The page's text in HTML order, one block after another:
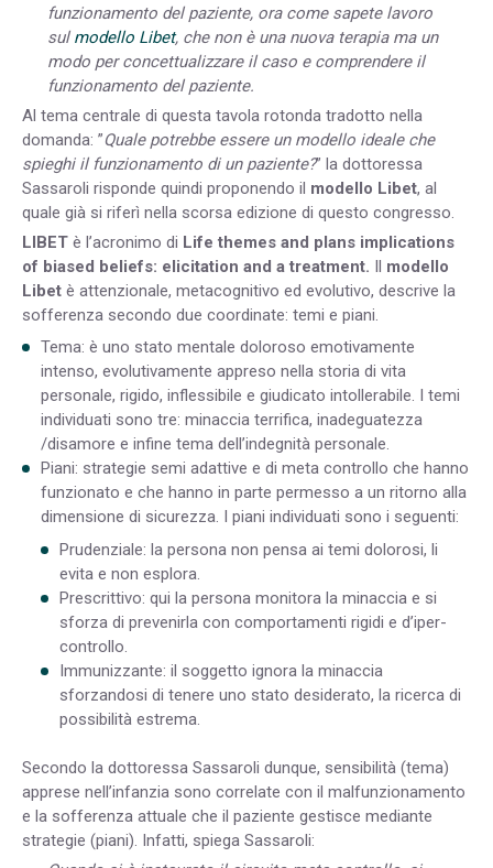
funzionamento del paziente, ora come sapete lavoro
sul modello Libet, che non è una nuova terapia ma un
modo per concettualizzare il caso e comprendere il
funzionamento del paziente.
Al tema centrale di questa tavola rotonda tradotto nella
domanda: ”Quale potrebbe essere un modello ideale che
spieghi il funzionamento di un paziente?” la dottoressa
Sassaroli risponde quindi proponendo il modello Libet, al
quale già si riferì nella scorsa edizione di questo congresso.
LIBET è l’acronimo di Life themes and plans implications
of biased beliefs: elicitation and a treatment. Il modello
Libet è attenzionale, metacognitivo ed evolutivo, descrive la
sofferenza secondo due coordinate: temi e piani.
Tema: è uno stato mentale doloroso emotivamente
intenso, evolutivamente appreso nella storia di vita
personale, rigido, inflessibile e giudicato intollerabile. I temi
individuati sono tre: minaccia terrifica, inadeguatezza
/disamore e infine tema dell’indegnità personale.
Piani: strategie semi adattive e di meta controllo che hanno
funzionato e che hanno in parte permesso a un ritorno alla
dimensione di sicurezza. I piani individuati sono i seguenti:
Prudenziale: la persona non pensa ai temi dolorosi, li
evita e non esplora.
Prescrittivo: qui la persona monitora la minaccia e si
sforza di prevenirla con comportamenti rigidi e d’iper-
controllo.
Immunizzante: il soggetto ignora la minaccia
sforzandosi di tenere uno stato desiderato, la ricerca di
possibilità estrema.
Secondo la dottoressa Sassaroli dunque, sensibilità (tema)
apprese nell’infanzia sono correlate con il malfunzionamento
e la sofferenza attuale che il paziente gestisce mediante
strategie (piani). Infatti, spiega Sassaroli: